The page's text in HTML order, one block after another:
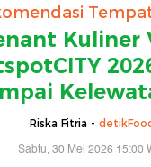
Kuliner
Riska Fitria -
Sabtu, 30 Mei 2026 15:00